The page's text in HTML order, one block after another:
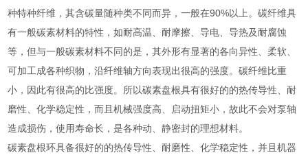
种特种纤维，其含碳量随种类不同而异，一般在90%以上。碳纤维具
有一般碳素材料的特性，如耐高温、耐摩擦、导电、导热及耐腐蚀
等，但与一般碳素材料不同的是，其外形有显著的各向异性、柔软、
可加工成各种织物，沿纤维轴方向表现出很高的强度。碳纤维比重
小，因此有很高的比强度。所以碳素盘根具有很好的的热传导性、耐
磨性、化学稳定性，而且机械强度高、启动扭矩小，故此不会对泵轴
造成损伤，使用寿命长，是各种动、静密封的理想材料。
碳素盘根环具备很好的的热传导性、耐磨性、化学稳定性，并且机器